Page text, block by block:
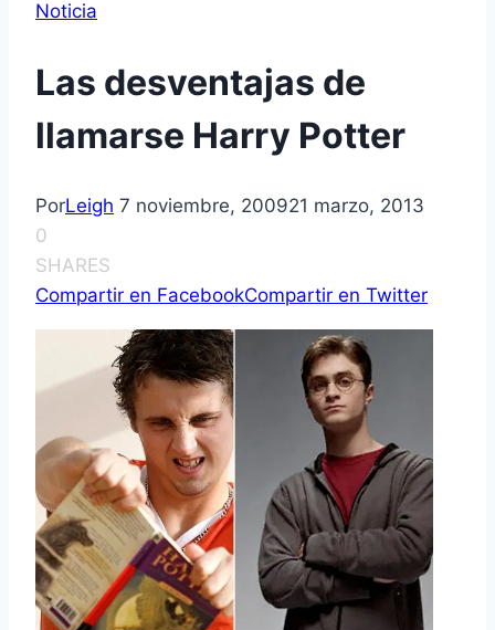
Noticia
Las desventajas de
llamarse Harry Potter
PorLeigh 7 noviembre, 200921 marzo, 2013
0
SHARES
Compartir en FacebookCompartir en Twitter